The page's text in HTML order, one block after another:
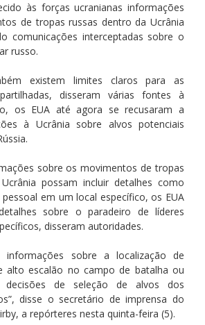
às forças ucranianas informações
de tropas russas dentro da Ucrânia
comunicações interceptadas sobre o
russo.
existem limites claros para as
disseram várias fontes à
os EUA até agora se recusaram a
à Ucrânia sobre alvos potenciais
sobre os movimentos de tropas
possam incluir detalhes como
em um local específico, os EUA
sobre o paradeiro de líderes
disseram autoridades.
informações sobre a localização de
alto escalão no campo de batalha ou
decisões de seleção de alvos dos
disse o secretário de imprensa do
a repórteres nesta quinta-feira (5).